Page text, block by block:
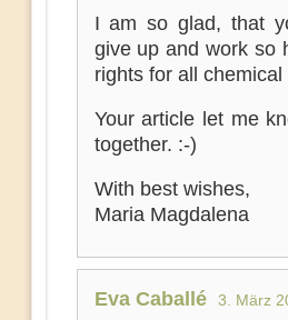
I am so glad, that
give up and work so
rights for all
Your article let me
together. :-)
With best wishes,
Maria Magdalena
Eva Caballé 3. März